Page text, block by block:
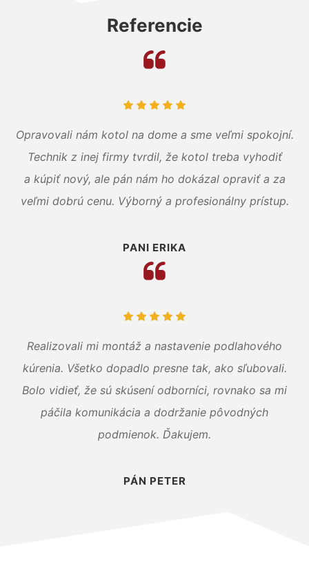
Referencie
Opravovali nám kotol na dome a sme veľmi spokojní.
Technik z inej firmy tvrdil, že kotol treba vyhodiť
a kúpiť nový, ale pán nám ho dokázal opraviť a za
veľmi dobrú cenu. Výborný a profesionálny prístup.
PANI ERIKA
Realizovali mi montáž a nastavenie podlahového
kúrenia. Všetko dopadlo presne tak, ako sľubovali.
Bolo vidieť, že sú skúsení odborníci, rovnako sa mi
páčila komunikácia a dodržanie pôvodných
podmienok. Ďakujem.
PÁN PETER